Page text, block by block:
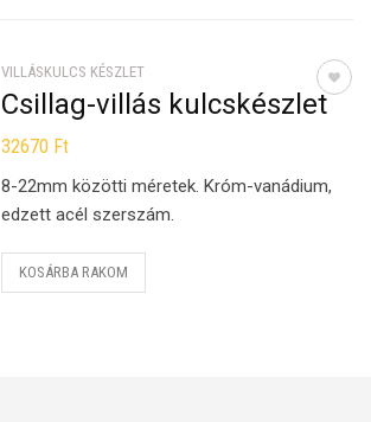
VILLÁSKULCS KÉSZLET
Csillag-villás kulcskészlet
32670 Ft
8-22mm közötti méretek. Króm-vanádium,
edzett acél szerszám.
KOSÁRBA RAKOM